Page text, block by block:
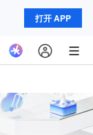
打开 APP